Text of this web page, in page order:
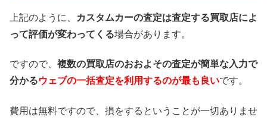
上記のように、
カスタムカーの査定は査定する買取店によ
って評価が変わってくる場合があります。
ですので、 複数の買取店のおおよその査定が簡単な入力で
分かるウェブの一括査定を利用するのが最も良いです。
費用は無料ですので、損をするということが一切ありませ